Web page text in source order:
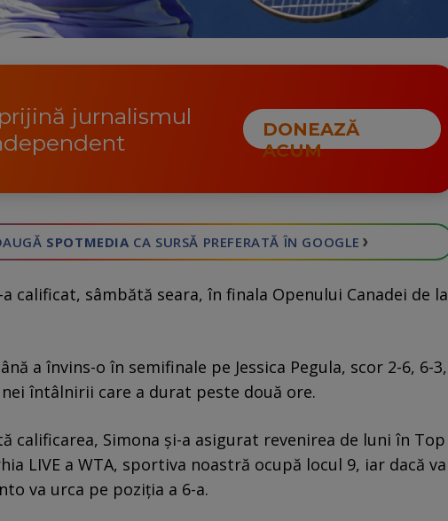
jurnalismul
DONEAZĂ
ACUM
SPOTMEDIA CA SURSĂ PREFERATĂ ÎN GOOGLE ›
calificat, sâmbătă seara, în finala Openului Canadei de la
a învins-o în semifinale pe Jessica Pegula, scor 2-6, 6-3,
întâlnirii care a durat peste două ore.
calificarea, Simona și-a asigurat revenirea de luni în Top
LIVE a WTA, sportiva noastră ocupă locul 9, iar dacă va
va urca pe poziția a 6-a.